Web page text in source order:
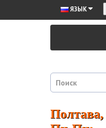
ЯЗЫК